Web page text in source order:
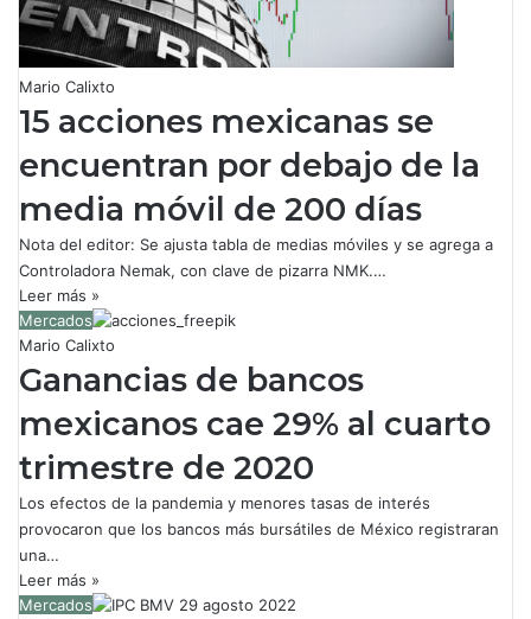
Mario Calixto
15 acciones mexicanas se
encuentran por debajo de la
media móvil de 200 días
Nota del editor: Se ajusta tabla de medias móviles y se agrega a
Controladora Nemak, con clave de pizarra NMK.…
Leer más »
Mercados
Mario Calixto
Ganancias de bancos
mexicanos cae 29% al cuarto
trimestre de 2020
Los efectos de la pandemia y menores tasas de interés
provocaron que los bancos más bursátiles de México registraran
una…
Leer más »
Mercados